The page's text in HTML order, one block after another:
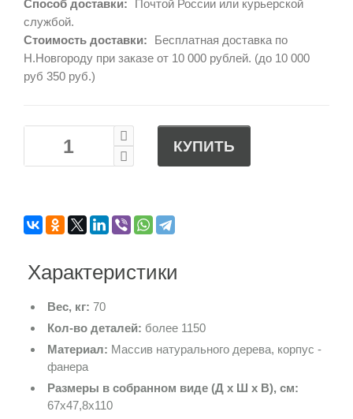
Способ доставки:
Почтой России или курьерской
службой.
Стоимость доставки:
Бесплатная доставка по
Н.Новгороду при заказе от 10 000 рублей. (до 10 000
руб 350 руб.)
КУПИТЬ
Характеристики
Вес, кг: 70
Кол-во деталей: более 1150
Материал: Массив натурального дерева, корпус -
фанера
Размеры в собранном виде (Д х Ш х В), см:
67х47,8х110